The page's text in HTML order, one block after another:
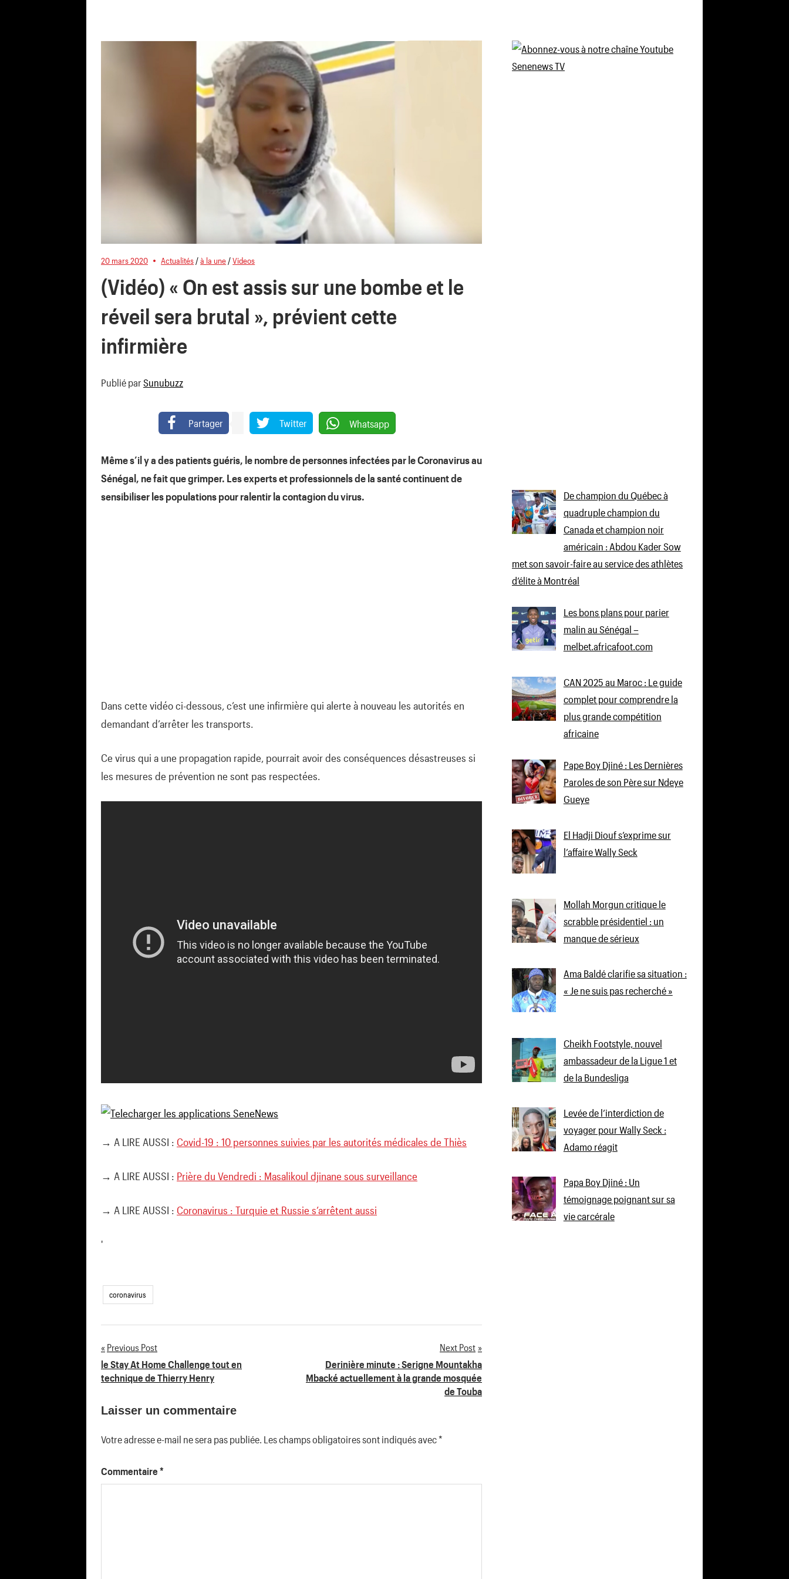
20 mars 2020 Actualités /à la une /Videos
(Vidéo) « On est assis sur une bombe et le
réveil sera brutal », prévient cette
infirmière
Publié par Sunubuzz
Partager Twitter Whatsapp
Même s’il y a des patients guéris, le nombre de personnes infectées par le Coronavirus au
Sénégal, ne fait que grimper. Les experts et professionnels de la santé continuent de
sensibiliser les populations pour ralentir la contagion du virus.
Dans cette vidéo ci-dessous, c’est une infirmière qui alerte à nouveau les autorités en
demandant d’arrêter les transports.
Ce virus qui a une propagation rapide, pourrait avoir des conséquences désastreuses si
les mesures de prévention ne sont pas respectées.
→ A LIRE AUSSI : Covid-19 : 10 personnes suivies par les autorités médicales de Thiès
→ A LIRE AUSSI : Prière du Vendredi : Masalikoul djinane sous surveillance
→ A LIRE AUSSI : Coronavirus : Turquie et Russie s’arrêtent aussi
'
coronavirus
Navigation
de
l’article
Previous Post
le Stay At Home Challenge tout en
technique de Thierry Henry
Next Post
Derinière minute : Serigne Mountakha
Mbacké actuellement à la grande mosquée
de Touba
Laisser un commentaire
Votre adresse e-mail ne sera pas publiée. Les champs obligatoires sont indiqués avec*
Commentaire *
De champion du Québec à
quadruple champion du
Canada et champion noir
américain : Abdou Kader Sow
met son savoir-faire au service des athlètes
d’élite à Montréal
Les bons plans pour parier
malin au Sénégal –
melbet.africafoot.com
CAN 2025 au Maroc : Le guide
complet pour comprendre la
plus grande compétition
africaine
Pape Boy Djiné : Les Dernières
Paroles de son Père sur Ndeye
Gueye
El Hadji Diouf s’exprime sur
l’affaire Wally Seck
Mollah Morgun critique le
scrabble présidentiel : un
manque de sérieux
Ama Baldé clarifie sa situation :
« Je ne suis pas recherché »
Cheikh Footstyle, nouvel
ambassadeur de la Ligue 1 et
de la Bundesliga
Levée de l’interdiction de
voyager pour Wally Seck :
Adamo réagit
Papa Boy Djiné : Un
témoignage poignant sur sa
vie carcérale